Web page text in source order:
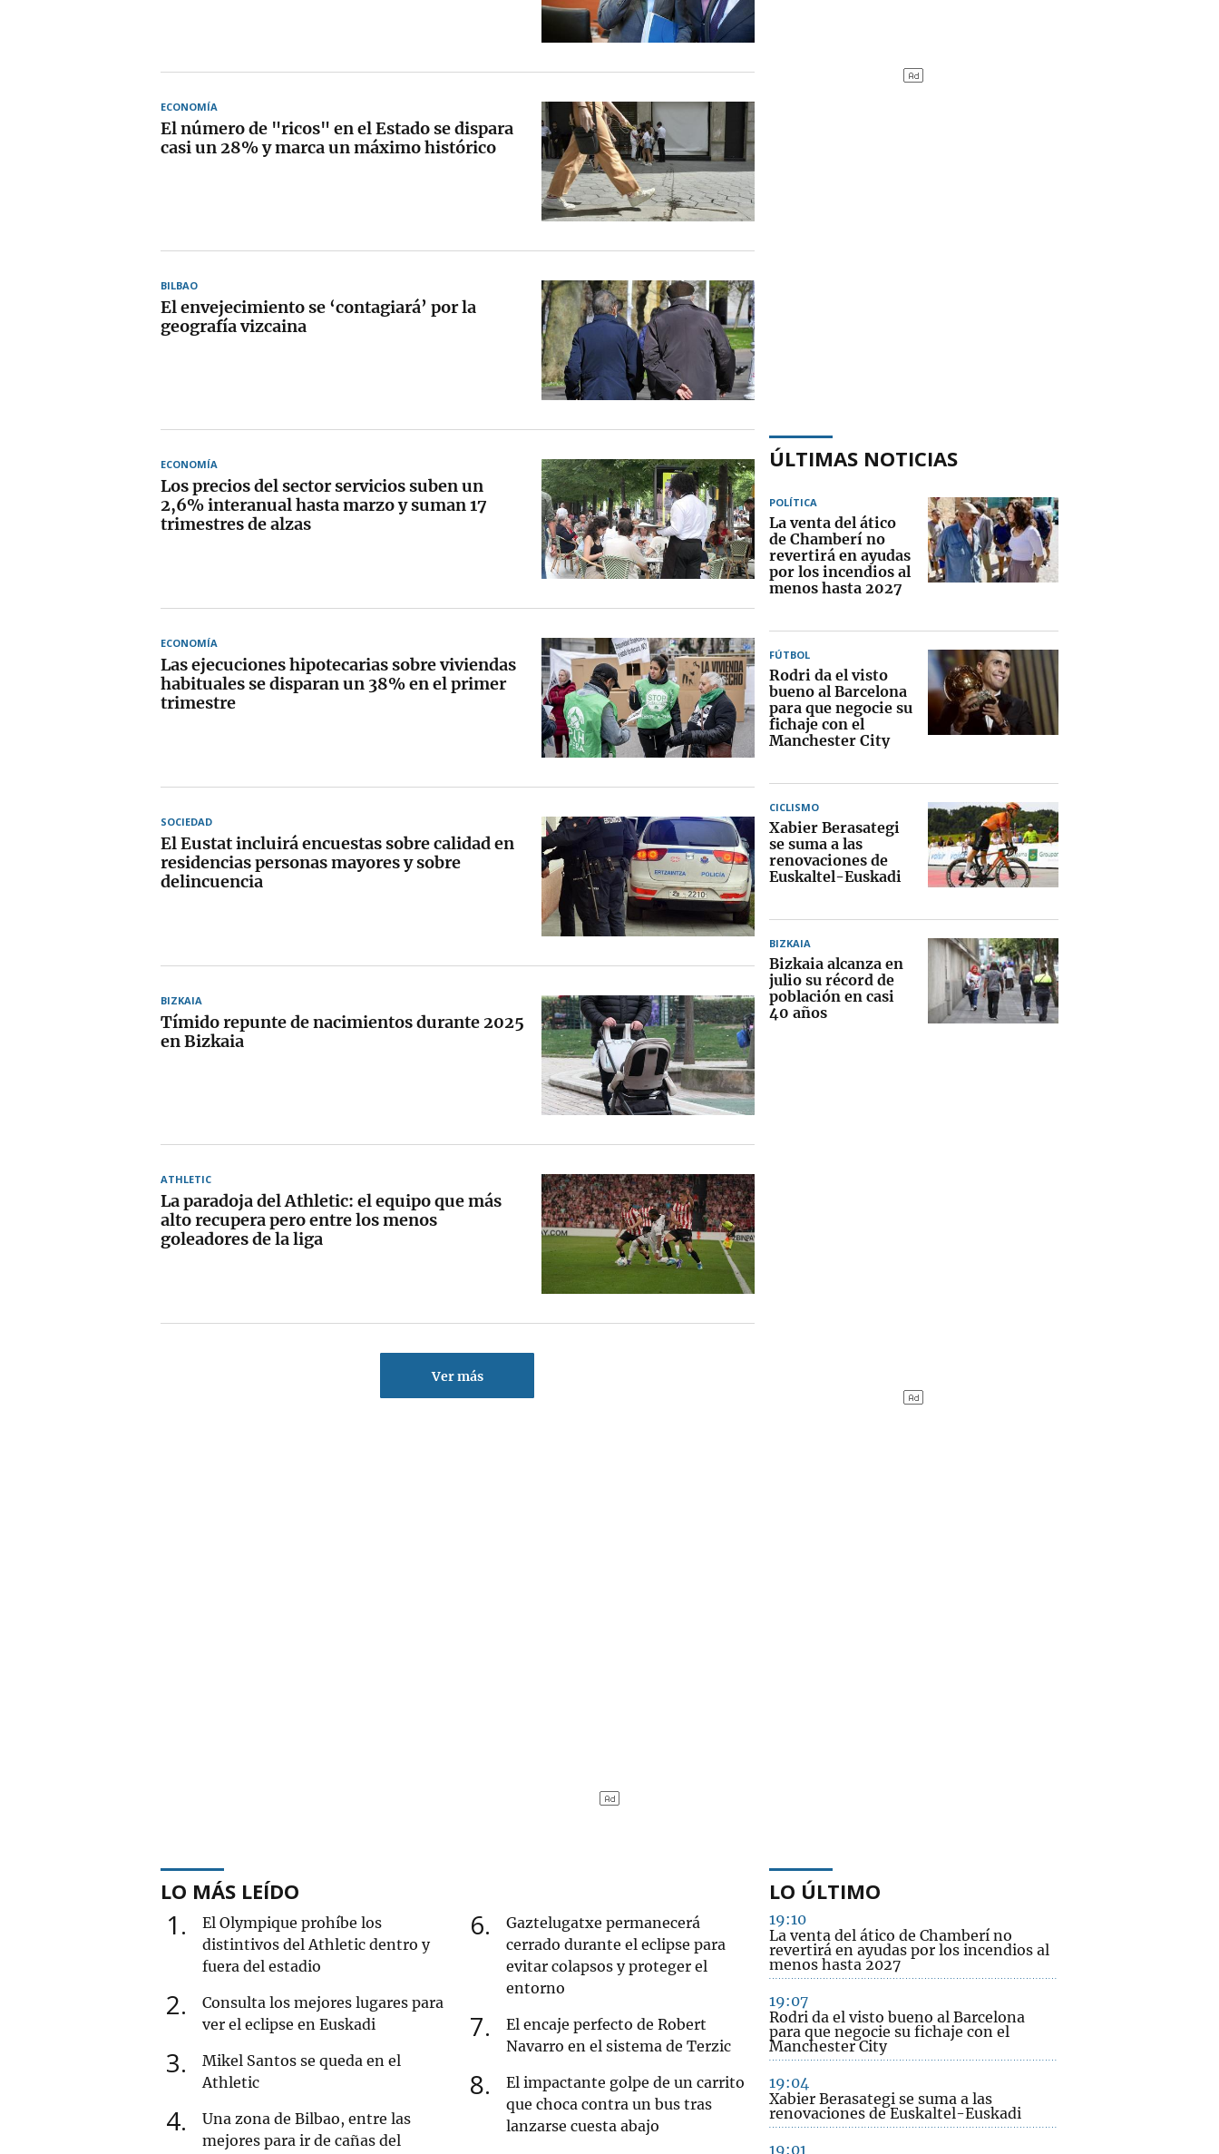
ECONOMÍA
El número de "ricos" en el Estado se dispara
casi un 28% y marca un máximo histórico
BILBAO
El envejecimiento se ‘contagiará’ por la
geografía vizcaina
ECONOMÍA
Los precios del sector servicios suben un
2,6% interanual hasta marzo y suman 17
trimestres de alzas
ECONOMÍA
Las ejecuciones hipotecarias sobre viviendas
habituales se disparan un 38% en el primer
trimestre
SOCIEDAD
El Eustat incluirá encuestas sobre calidad en
residencias personas mayores y sobre
delincuencia
BIZKAIA
Tímido repunte de nacimientos durante 2025
en Bizkaia
ATHLETIC
La paradoja del Athletic: el equipo que más
alto recupera pero entre los menos
goleadores de la liga
Ver más
ÚLTIMAS NOTICIAS
POLÍTICA
La venta del ático
de Chamberí no
revertirá en ayudas
por los incendios al
menos hasta 2027
FÚTBOL
Rodri da el visto
bueno al Barcelona
para que negocie su
fichaje con el
Manchester City
CICLISMO
Xabier Berasategi
se suma a las
renovaciones de
Euskaltel-Euskadi
BIZKAIA
Bizkaia alcanza en
julio su récord de
población en casi
40 años
LO MÁS LEÍDO
1
El Olympique prohíbe los
distintivos del Athletic dentro y
fuera del estadio
2
Consulta los mejores lugares para
ver el eclipse en Euskadi
3
Mikel Santos se queda en el
Athletic
4
Una zona de Bilbao, entre las
mejores para ir de cañas del
6
Gaztelugatxe permanecerá
cerrado durante el eclipse para
evitar colapsos y proteger el
entorno
7
El encaje perfecto de Robert
Navarro en el sistema de Terzic
8
El impactante golpe de un carrito
que choca contra un bus tras
lanzarse cuesta abajo
LO ÚLTIMO
19:10
La venta del ático de Chamberí no
revertirá en ayudas por los incendios al
menos hasta 2027
19:07
Rodri da el visto bueno al Barcelona
para que negocie su fichaje con el
Manchester City
19:04
Xabier Berasategi se suma a las
renovaciones de Euskaltel-Euskadi
19:01